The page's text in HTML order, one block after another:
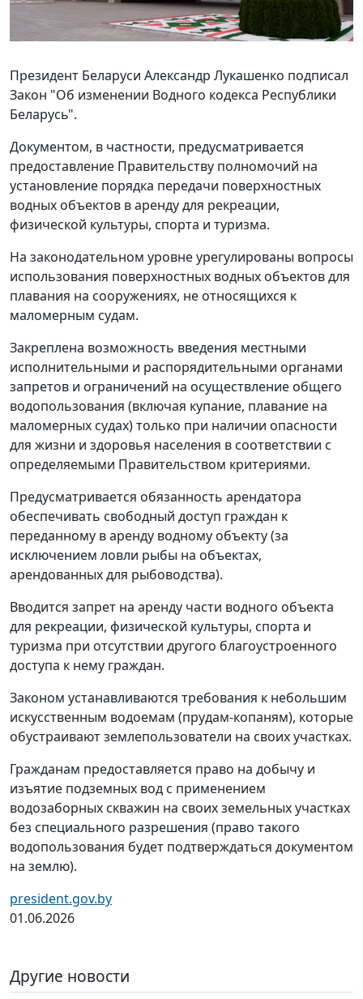
Президент Беларуси Александр Лукашенко подписал
Закон "Об изменении Водного кодекса Республики
Беларусь".
Документом, в частности, предусматривается
предоставление Правительству полномочий на
установление порядка передачи поверхностных
водных объектов в аренду для рекреации,
физической культуры, спорта и туризма.
На законодательном уровне урегулированы вопросы
использования поверхностных водных объектов для
плавания на сооружениях, не относящихся к
маломерным судам.
Закреплена возможность введения местными
исполнительными и распорядительными органами
запретов и ограничений на осуществление общего
водопользования (включая купание, плавание на
маломерных судах) только при наличии опасности
для жизни и здоровья населения в соответствии с
определяемыми Правительством критериями.
Предусматривается обязанность арендатора
обеспечивать свободный доступ граждан к
переданному в аренду водному объекту (за
исключением ловли рыбы на объектах,
арендованных для рыбоводства).
Вводится запрет на аренду части водного объекта
для рекреации, физической культуры, спорта и
туризма при отсутствии другого благоустроенного
доступа к нему граждан.
Законом устанавливаются требования к небольшим
искусственным водоемам (прудам-копаням), которые
обустраивают землепользователи на своих участках.
Гражданам предоставляется право на добычу и
изъятие подземных вод с применением
водозаборных скважин на своих земельных участках
без специального разрешения (право такого
водопользования будет подтверждаться документом
на землю).
president.gov.by
01.06.2026
Другие новости